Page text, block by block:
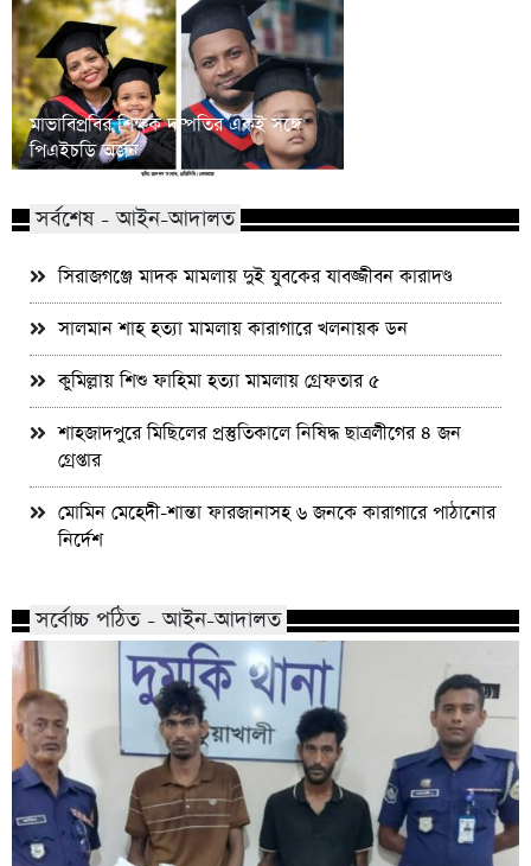
মাভাবিপ্রবির শিক্ষক দম্পতির একই সঙ্গে
পিএইচডি অর্জন
সর্বশেষ - আইন-আদালত
সিরাজগঞ্জে মাদক মামলায় দুই যুবকের যাবজ্জীবন কারাদণ্ড
সালমান শাহ হত্যা মামলায় কারাগারে খলনায়ক ডন
কুমিল্লায় শিশু ফাহিমা হত্যা মামলায় গ্রেফতার ৫
শাহজাদপুরে মিছিলের প্রস্তুতিকালে নিষিদ্ধ ছাত্রলীগের ৪ জন
গ্রেপ্তার
মোমিন মেহেদী-শান্তা ফারজানাসহ ৬ জনকে কারাগারে পাঠানোর
নির্দেশ
সর্বোচ্চ পঠিত - আইন-আদালত